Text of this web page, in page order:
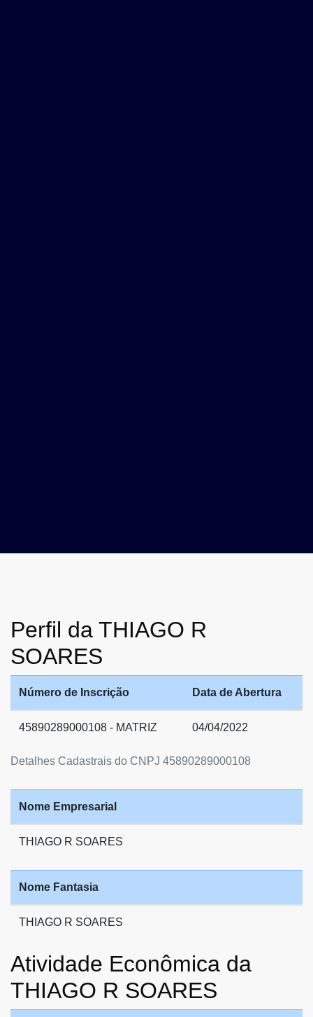
Perfil da THIAGO R
SOARES
Detalhes Cadastrais do CNPJ 45890289000108
Número de Inscrição Data de Abertura
45890289000108 - MATRIZ 04/04/2022
Nome Empresarial
THIAGO R SOARES
Nome Fantasia
THIAGO R SOARES
Atividade Econômica da
THIAGO R SOARES